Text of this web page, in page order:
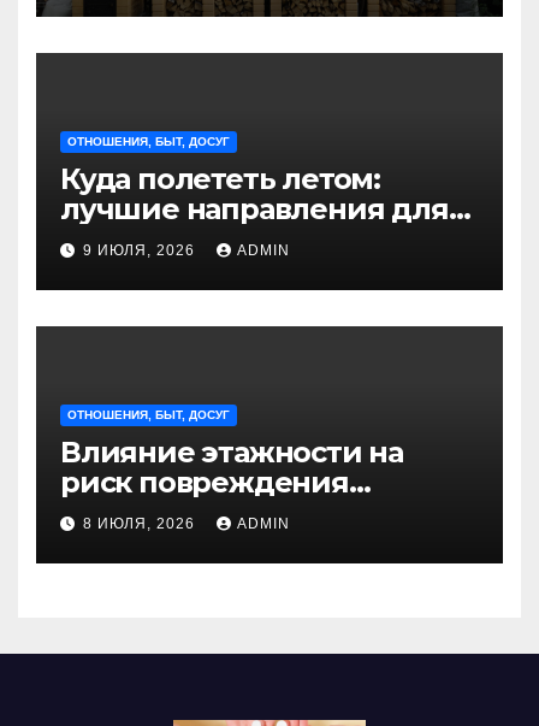
ОТНОШЕНИЯ, БЫТ, ДОСУГ
Куда полететь летом:
лучшие направления для
отдыха из Санкт-
Петербурга
9 ИЮЛЯ, 2026 ADMIN
ОТНОШЕНИЯ, БЫТ, ДОСУГ
Влияние этажности на
риск повреждения
недвижимости
8 ИЮЛЯ, 2026 ADMIN